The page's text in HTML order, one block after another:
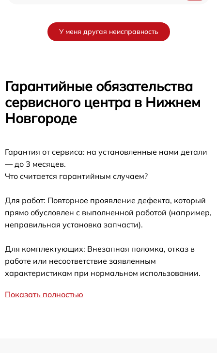
У меня другая неисправность
Гарантийные обязательства
сервисного центра в Нижнем
Новгороде
Гарантия от сервиса: на установленные нами детали
— до 3 месяцев.
Что считается гарантийным случаем?
Для работ: Повторное проявление дефекта, который
прямо обусловлен с выполненной работой (например,
неправильная установка запчасти).
Для комплектующих: Внезапная поломка, отказ в
работе или несоответствие заявленным
характеристикам при нормальном использовании.
Показать полностью